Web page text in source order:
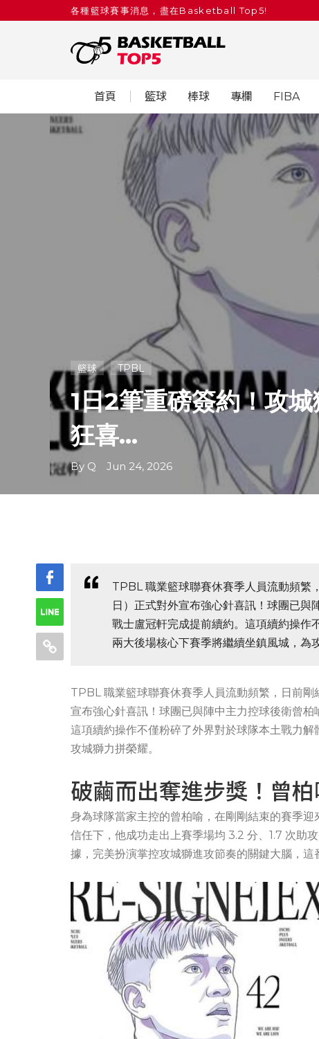
各種籃球賽事消息，盡在Basketball Top5!
首頁 籃球 棒球 專欄 FIBA
籃球 TPBL
1日2筆重磅簽約！攻
狂喜...
By Q Jun 24, 2026
TPBL 職業籃球聯賽休賽季人員流動頻繁
日）正式對外宣布強心針喜訊！球團已
戰士盧冠軒完成提前續約。這項續約操作
兩大後場核心下賽季將繼續坐鎮風城，為
TPBL 職業籃球聯賽休賽季人員流動頻繁，日前
宣布強心針喜訊！球團已與陣中主力控球後衛曾
這項續約操作不僅粉碎了外界對於球隊本土戰力
攻城獅力拼榮耀。
破繭而出奪進步獎！曾柏
身為球隊當家主控的曾柏喻，在剛剛結束的賽季
信任下，他成功走出上賽季場均 3.2 分、1.7 次助
據，完美扮演掌控攻城獅進攻節奏的關鍵大腦，